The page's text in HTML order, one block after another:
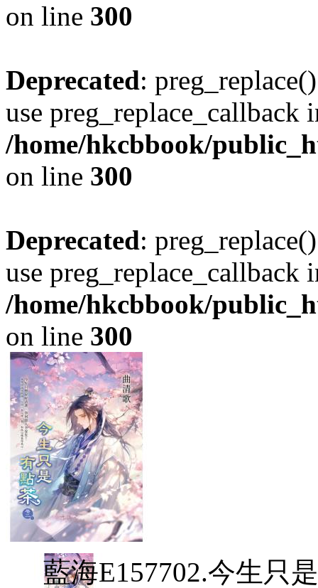
on line 300
Deprecated:
use preg_replace_callback
/home/hkcbbook/
on line 300
Deprecated:
use preg_replace_callback
/home/hkcbbook/
on line 300
藍海E157702.今生只